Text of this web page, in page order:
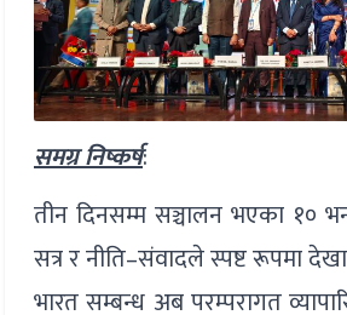
समग्र निष्कर्ष:
तीन दिनसम्म सञ्चालन भएका १०
सत्र र नीति–संवादले स्पष्ट रूपमा
भारत सम्बन्ध अब परम्परागत